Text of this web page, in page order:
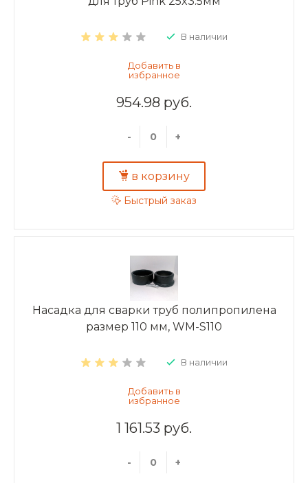
В наличии
954.98 руб.
- +
в корзину
Быстрый заказ
Насадка для сварки труб полипропилена
размер 110 мм, WM-S110
В наличии
1 161.53 руб.
- +